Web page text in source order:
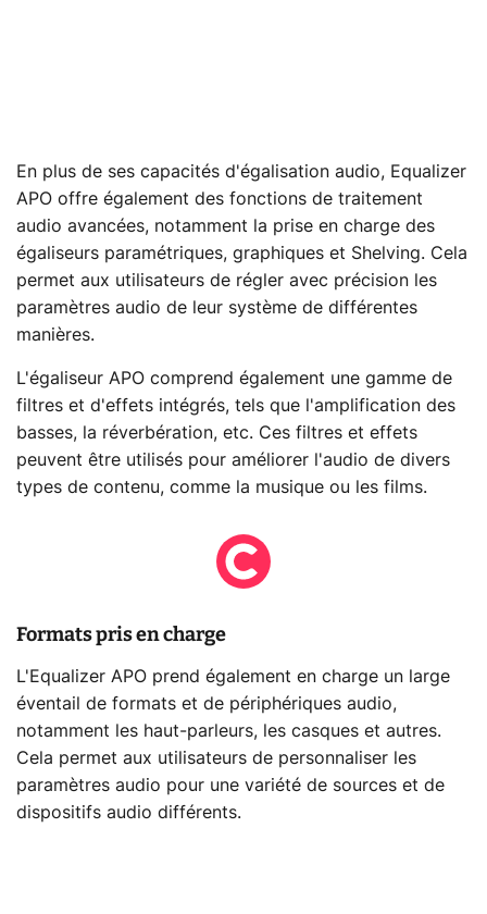
En plus de ses capacités d'égalisation audio, Equalizer
APO offre également des fonctions de traitement
audio avancées, notamment la prise en charge des
égaliseurs paramétriques, graphiques et Shelving. Cela
permet aux utilisateurs de régler avec précision les
paramètres audio de leur système de différentes
manières.
L'égaliseur APO comprend également une gamme de
filtres et d'effets intégrés, tels que l'amplification des
basses, la réverbération, etc. Ces filtres et effets
peuvent être utilisés pour améliorer l'audio de divers
types de contenu, comme la musique ou les films.
Formats pris en charge
L'Equalizer APO prend également en charge un large
éventail de formats et de périphériques audio,
notamment les haut-parleurs, les casques et autres.
Cela permet aux utilisateurs de personnaliser les
paramètres audio pour une variété de sources et de
dispositifs audio différents.